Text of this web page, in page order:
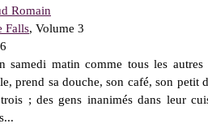
Romain
Falls, Volume 3
samedi matin comme tous les
prend sa douche, son café, son petit
; des gens inanimés dans leur